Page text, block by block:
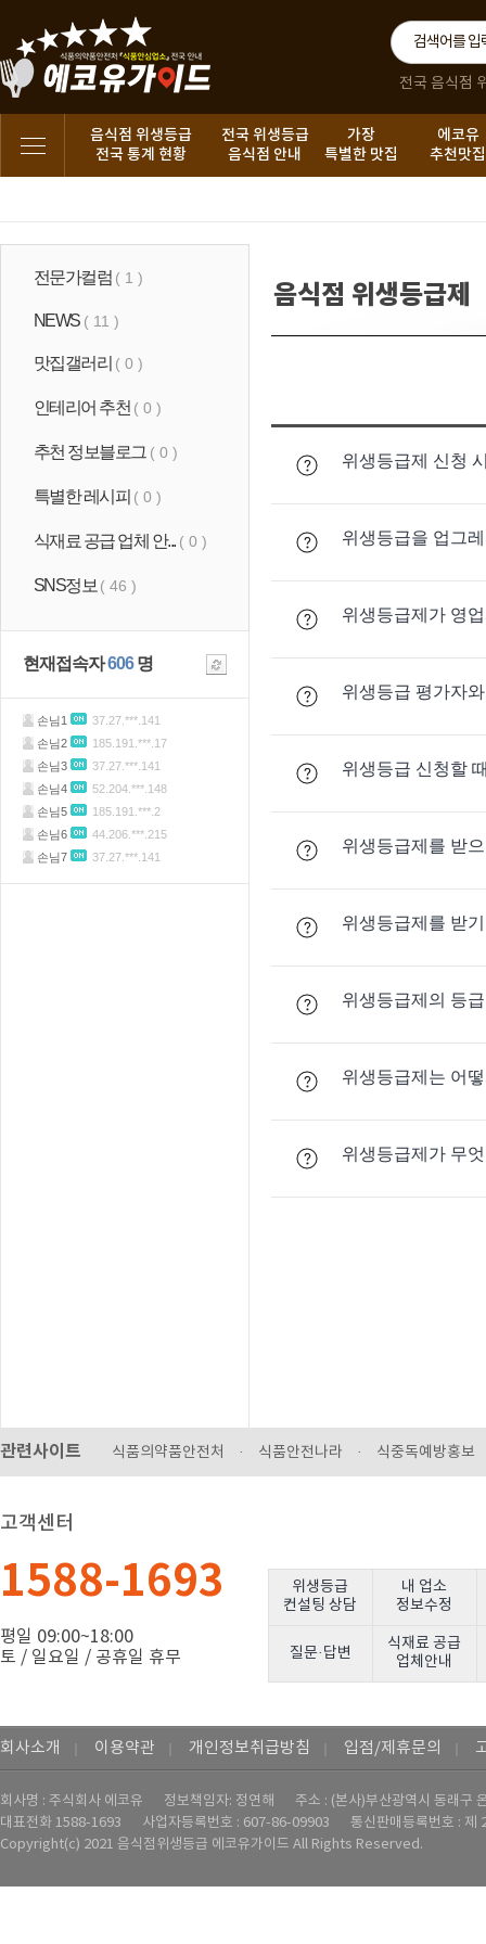
전국 음식점
음식점 위생등급
전국 통계 현황
전국 위생등급
음식점 안내
가장
특별한 맛집
에코유
추천맛집
전문가컬럼 ( 1 )
NEWS ( 11 )
맛집갤러리 ( 0 )
인테리어 추천 ( 0 )
추천 정보블로그 ( 0 )
특별한 레시피 ( 0 )
식재료 공급 업체 안... ( 0 )
SNS정보 ( 46 )
현재접속자606명
음식점 위생등급제
위생등급제 신청
위생등급을 업그
위생등급제가 영
위생등급 평가자
위생등급 신청할
위생등급제를 받
위생등급제를 받
위생등급제의 등
위생등급제는 어
위생등급제가 무
관련사이트 식품의약품안전처 · 식품안전나라 · 식중독예방홍보
고객센터
1588-1693
평일 09:00~18:00
토 / 일요일 / 공휴일 휴무
위생등급
컨설팅 상담
내 업소
정보수정
질문·답변
식재료 공급
업체안내
회사소개 이용약관 개인정보취급방침 입점/제휴문의
회사명 : 주식회사 에코유 정보책임자: 정연해
주소 : (본사)부산광역시 동래구
대표전화 1588-1693 사업자등록번호 : ‍607-86-09903
통신판매등록번호 : 제
Copyright(c) 2021 음식점위생등급 에코유가이드 All Rights Reserved.